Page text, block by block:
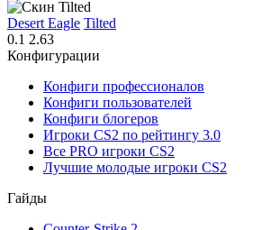
Desert Eagle Tilted
0.1 2.63
Конфигурации
Конфиги профессионалов
Конфиги пользователей
Конфиги блогеров
Игроки CS2 по рейтингу 3.0
Все PRO игроки CS2
Лучшие молодые игроки CS2
Гайды